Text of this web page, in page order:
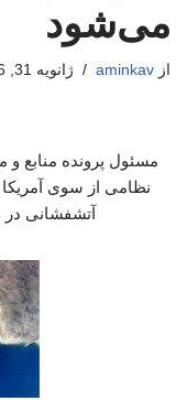
می‌شود
از aminkav ژانویه 31, 2026
مسئول پرونده منابع و
نظامی از سوی
آتشفشانی